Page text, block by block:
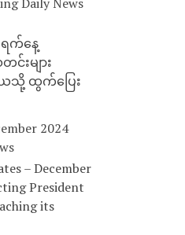
ရက်နေ့
းများ
ဒိယသို့ ထွက်ပြေး
2024
– December
President
its